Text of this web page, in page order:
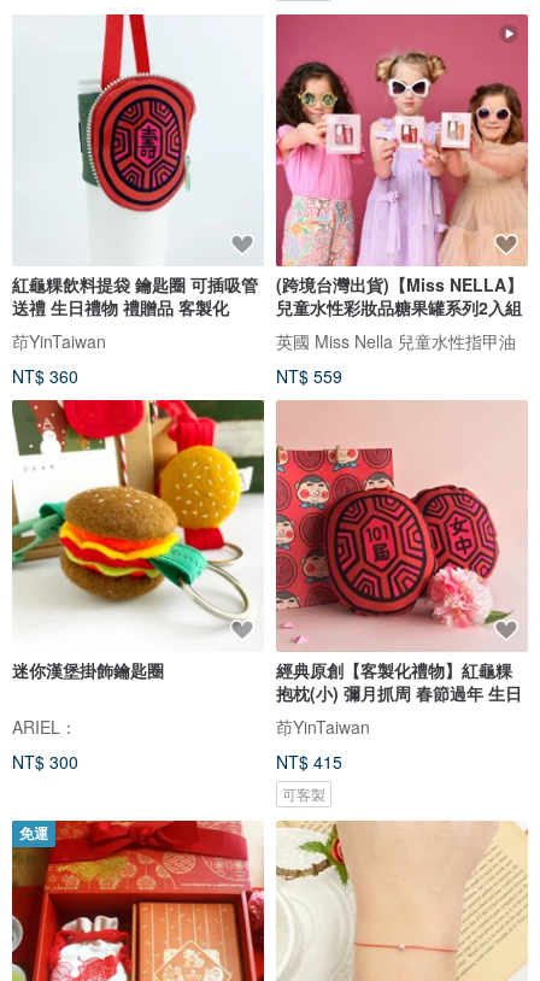
紅龜粿飲料提袋 鑰匙圈 可插吸管
送禮 生日禮物 禮贈品 客製化
茚YinTaiwan
NT$ 360
(跨境台灣出貨)【Miss NELLA】
兒童水性彩妝品糖果罐系列2入組
英國 Miss Nella 兒童水性指甲油
NT$ 559
迷你漢堡掛飾鑰匙圈
ARIEL：
NT$ 300
經典原創【客製化禮物】紅龜粿
抱枕(小) 彌月抓周 春節過年 生日
茚YinTaiwan
NT$ 415
可客製
免運